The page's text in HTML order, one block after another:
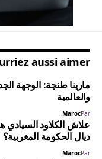
aussi aimer
مارينا طنجة: الوجهة
والعالمية
Par
Maroc
علاش الكلاود السيادي
ديال الحكومة المغربية؟
Par
Maroc